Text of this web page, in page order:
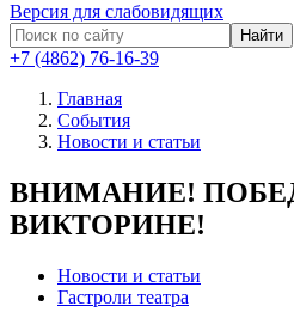
Версия для слабовидящих
Найти
+7 (4862) 76-16-39
Главная
События
Новости и статьи
ВНИМАНИЕ!
ВИКТОРИНЕ!
Новости и статьи
Гастроли театра